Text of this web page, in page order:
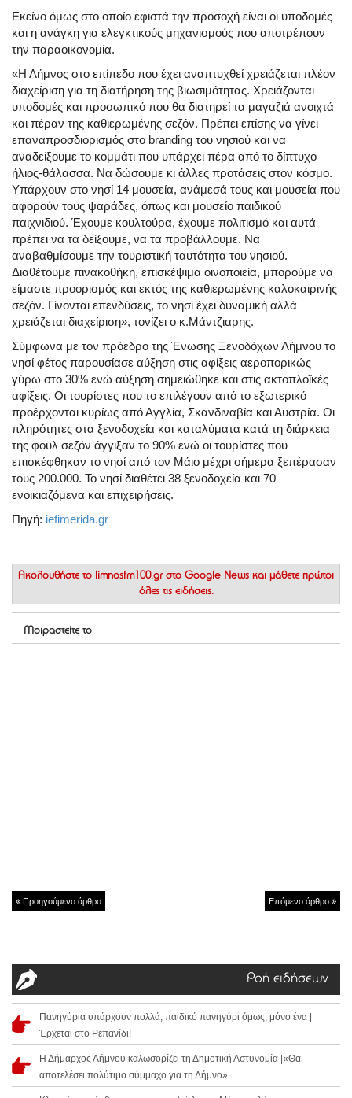
Εκείνο όμως στο οποίο εφιστά την προσοχή είναι οι υποδομές
και η ανάγκη για ελεγκτικούς μηχανισμούς που αποτρέπουν
την παραοικονομία.
«Η Λήμνος στο επίπεδο που έχει αναπτυχθεί χρειάζεται πλέον
διαχείριση για τη διατήρηση της βιωσιμότητας. Χρειάζονται
υποδομές και προσωπικό που θα διατηρεί τα μαγαζιά ανοιχτά
και πέραν της καθιερωμένης σεζόν. Πρέπει επίσης να γίνει
επαναπροσδιορισμός στο branding του νησιού και να
αναδείξουμε το κομμάτι που υπάρχει πέρα από το δίπτυχο
ήλιος-θάλασσα. Να δώσουμε κι άλλες προτάσεις στον κόσμο.
Υπάρχουν στο νησί 14 μουσεία, ανάμεσά τους και μουσεία που
αφορούν τους ψαράδες, όπως και μουσείο παιδικού
παιχνιδιού. Έχουμε κουλτούρα, έχουμε πολιτισμό και αυτά
πρέπει να τα δείξουμε, να τα προβάλλουμε. Να
αναβαθμίσουμε την τουριστική ταυτότητα του νησιού.
Διαθέτουμε πινακοθήκη, επισκέψιμα οινοποιεία, μπορούμε να
είμαστε προορισμός και εκτός της καθιερωμένης καλοκαιρινής
σεζόν. Γίνονται επενδύσεις, το νησί έχει δυναμική αλλά
χρειάζεται διαχείριση», τονίζει ο κ.Μάντζιαρης.
Σύμφωνα με τον πρόεδρο της Ένωσης Ξενοδόχων Λήμνου το
νησί φέτος παρουσίασε αύξηση στις αφίξεις αεροπορικώς
γύρω στο 30% ενώ αύξηση σημειώθηκε και στις ακτοπλοϊκές
αφίξεις. Οι τουρίστες που το επιλέγουν από το εξωτερικό
προέρχονται κυρίως από Αγγλία, Σκανδιναβία και Αυστρία. Οι
πληρότητες στα ξενοδοχεία και καταλύματα κατά τη διάρκεια
της φουλ σεζόν άγγιξαν το 90% ενώ οι τουρίστες που
επισκέφθηκαν το νησί από τον Μάιο μέχρι σήμερα ξεπέρασαν
τους 200.000. Το νησί διαθέτει 38 ξενοδοχεία και 70
ενοικιαζόμενα και επιχειρήσεις.
Πηγή: iefimerida.gr
Ακολουθήστε το limnosfm100.gr στο Google News και μάθετε πρώτοι
όλες τις ειδήσεις.
Μοιραστείτε το
Προηγούμενο άρθρο Επόμενο άρθρο
Ροή ειδήσεων
Πανηγύρια υπάρχουν πολλά, παιδικό πανηγύρι όμως, μόνο ένα |
Έρχεται στο Ρεπανίδι!
Η Δήμαρχος Λήμνου καλωσορίζει τη Δημοτική Αστυνομία |«Θα
αποτελέσει πολύτιμο σύμμαχο για τη Λήμνο»